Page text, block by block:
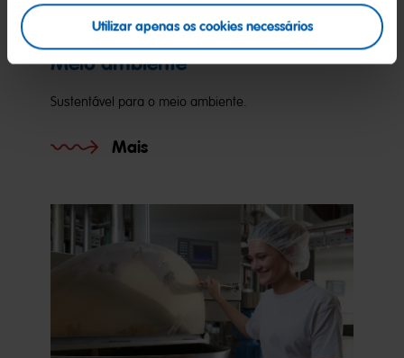
Utilizar apenas os cookies necessários
Meio ambiente
Sustentável para o meio ambiente.
Mais